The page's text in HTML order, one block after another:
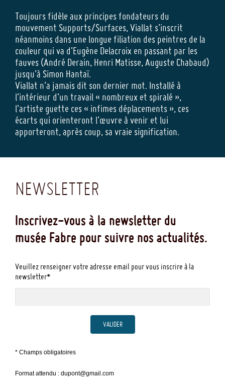
Toujours fidèle aux principes fondateurs du
mouvement Supports/Surfaces, Viallat s’inscrit
néanmoins dans une longue filiation des peintres de la
couleur qui va d’Eugène Delacroix en passant par les
fauves (André Derain, Henri Matisse, Auguste Chabaud)
jusqu’à Simon Hantaï.
Viallat n’a jamais dit son dernier mot. Installé à
l’intérieur d’un travail « nombreux et spiralé »,
l’artiste guette ces « infimes déplacements », ces
écarts qui orienteront l’œuvre à venir et lui
apporteront, après coup, sa vraie signification.
NEWSLETTER
Inscrivez-vous à la newsletter du
musée Fabre pour suivre nos actualités.
Veuillez renseigner votre adresse email pour vous inscrire à la
newsletter*
VALIDER
* Champs obligatoires
Format attendu : dupont@gmail.com